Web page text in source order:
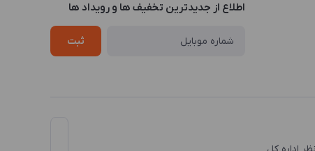
اطلاع از جدیدترین تخفیف ها و رویداد ها
ثبت